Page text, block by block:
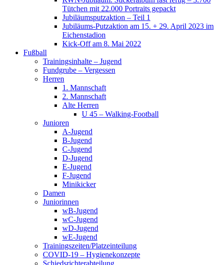
Tütchen mit 22.000 Portraits gepackt
Jubiläumsputzaktion – Teil 1
Jubiläums-Putzaktion am 15. + 29. April 2023 im
Eichenstadion
Kick-Off am 8. Mai 2022
Fußball
Trainingsinhalte – Jugend
Fundgrube – Vergessen
Herren
1. Mannschaft
2. Mannschaft
Alte Herren
U 45 – Walking-Football
Junioren
A-Jugend
B-Jugend
C-Jugend
D-Jugend
E-Jugend
F-Jugend
Minikicker
Damen
Juniorinnen
wB-Jugend
wC-Jugend
wD-Jugend
wE-Jugend
Trainingszeiten/Platzeinteilung
COVID-19 – Hygienekonzepte
Schiedsrichterabteilung